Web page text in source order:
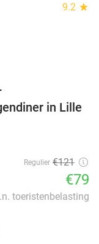
9.2 star
in Lille
Regulier €121
€79
toeristenbelasting